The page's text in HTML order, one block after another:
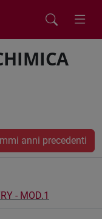
anni precedenti
- MOD.1